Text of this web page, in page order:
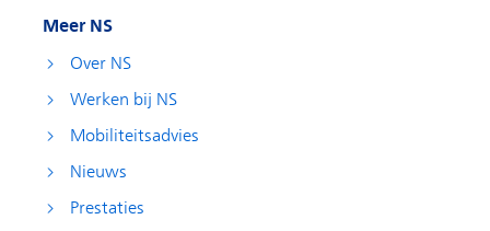
Meer NS
Over NS
Werken bij NS
Mobiliteitsadvies
Nieuws
Prestaties